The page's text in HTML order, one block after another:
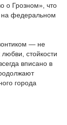
о Грозном», что
на федеральном
— не
стойкости
вписано в
города